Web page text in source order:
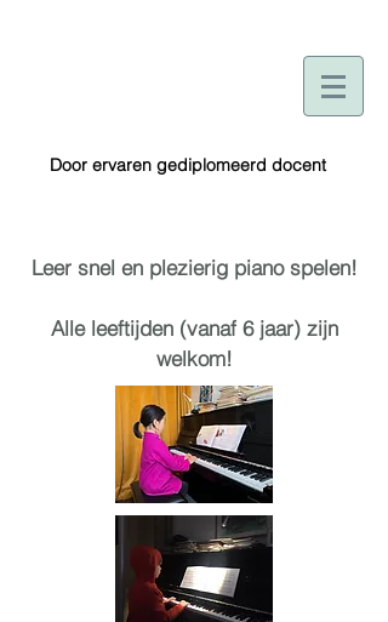
Door ervaren gediplomeerd docent
Leer snel en plezierig piano spelen!
Alle leeftijden (vanaf 6 jaar) zijn
welkom!